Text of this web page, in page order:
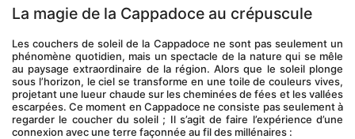
La magie de la Cappadoce au crépuscule
Les couchers de soleil de la Cappadoce ne sont pas seulement un
phénomène quotidien, mais un spectacle de la nature qui se mêle
au paysage extraordinaire de la région. Alors que le soleil plonge
sous l’horizon, le ciel se transforme en une toile de couleurs vives,
projetant une lueur chaude sur les cheminées de fées et les vallées
escarpées. Ce moment en Cappadoce ne consiste pas seulement à
regarder le coucher du soleil ; Il s’agit de faire l’expérience d’une
connexion avec une terre façonnée au fil des millénaires :